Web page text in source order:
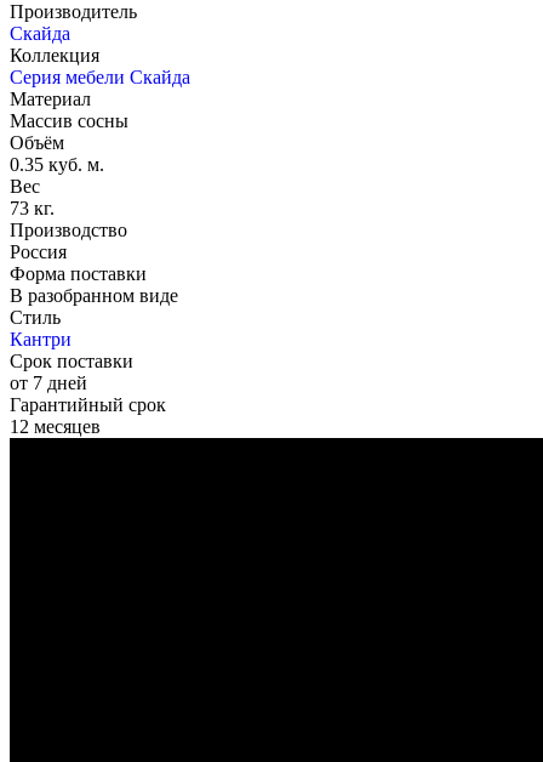
Производитель
Скайда
Коллекция
Серия мебели Скайда
Материал
Массив сосны
Объём
0.35 куб. м.
Вес
73 кг.
Производство
Россия
Форма поставки
В разобранном виде
Стиль
Кантри
Срок поставки
от 7 дней
Гарантийный срок
12 месяцев